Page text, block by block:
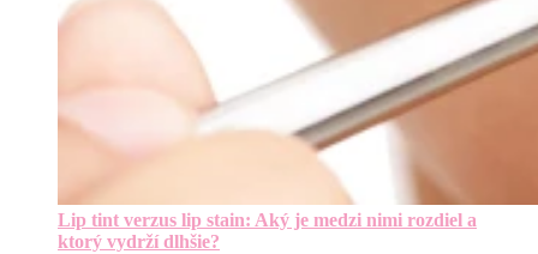
Lip tint verzus lip stain: Aký je medzi nimi rozdiel a
ktorý vydrží dlhšie?